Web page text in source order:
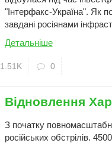
"Інтерфакс-Україна". Як
завдані росіянами
Детальніше
1.51K 0
Відновлення
З початку
російських обстрілів.